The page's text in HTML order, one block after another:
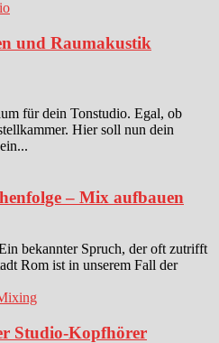
und Raumakustik
für dein Tonstudio. Egal, ob
Hier soll nun dein
– Mix aufbauen
bekannter Spruch, der oft zutrifft
Rom ist in unserem Fall der
Studio-Kopfhörer